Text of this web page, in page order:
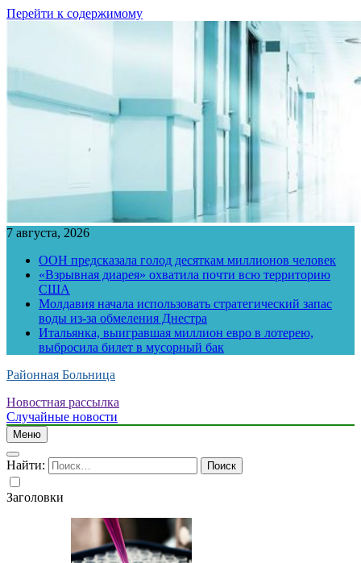
Перейти к содержимому
7 августа, 2026
ООН предсказала голод десяткам миллионов человек
«Взрывная диарея» охватила почти всю территорию
США
Молдавия начала использовать стратегический запас
воды из-за обмеления Днестра
Итальянка, выигравшая миллион евро в лотерею,
выбросила билет в мусорный бак
Районная Больница
Новостная рассылка
Случайные новости
Меню
Найти:
Заголовки